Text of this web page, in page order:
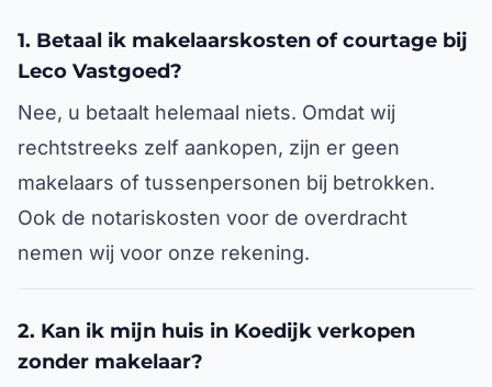
1. Betaal ik makelaarskosten of courtage bij
Leco Vastgoed?
Nee, u betaalt helemaal niets. Omdat wij
rechtstreeks zelf aankopen, zijn er geen
makelaars of tussenpersonen bij betrokken.
Ook de notariskosten voor de overdracht
nemen wij voor onze rekening.
2. Kan ik mijn huis in Koedijk verkopen
zonder makelaar?